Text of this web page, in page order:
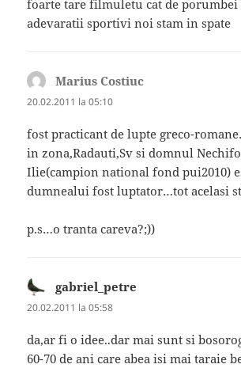
foarte tare filmuletu cat de porumbei
adevaratii sportivi noi stam in spate
Marius Costiuc
20.02.2011 la 05:10
fost practicant de lupte greco-
in zona,Radauti,Sv si domnul
Ilie(campion national fond pui2010)
dumnealui fost luptator…tot acelasi
p.s…o tranta careva?;))
gabriel_petre
20.02.2011 la 05:58
da,ar fi o idee..dar mai sunt si
60-70 de ani care abea isi mai taraie